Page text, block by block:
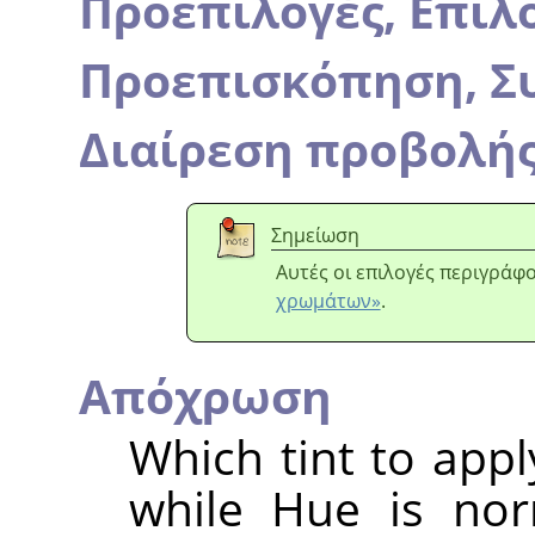
Προεπισκόπηση,
Διαίρεση
Σημείωση
Αυτές οι επιλογές
χρωμάτων».
Απόχρωση
Which tint to
while Hue is